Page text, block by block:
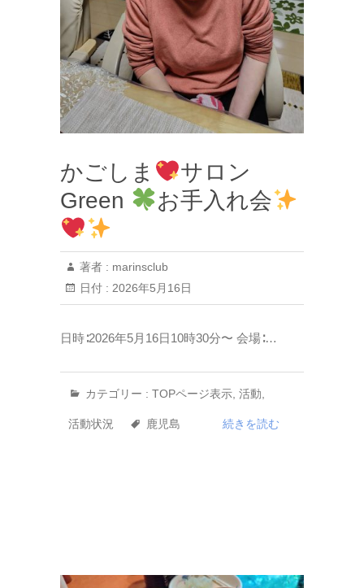
かごしま
サロン
Green
お手入れ会
著者 : marinsclub
日付 : 2026年5月16日
日時∶2026年5月16日10時30分〜 会場∶…
カテゴリー : TOPページ表示 活動
活動状況 鹿児島 続きを読む